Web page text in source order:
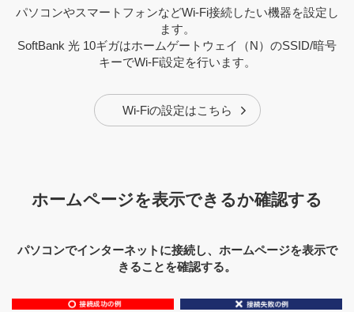
パソコンやスマートフォンなどWi-Fi接続したい機器を設定し
ます。
SoftBank 光 10ギガはホームゲートウェイ（N）のSSID/暗号
キーでWi-Fi設定を行います。
Wi-Fiの設定はこちら
ホームページを表示できるか確認する
パソコンでインターネットに接続し、ホームページを表示で
きることを確認する。